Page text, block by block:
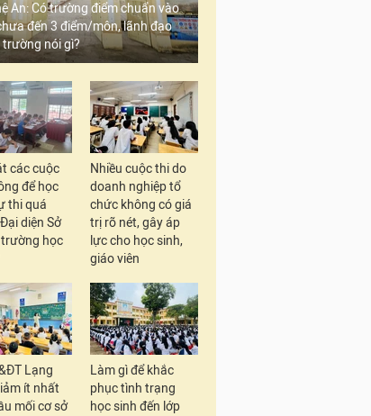
An: Có trường điểm chuẩn vào
đến 3 điểm/môn, lãnh đạo
trường nói gì?
các cuộc
để học
thi quá
diện Sở
trường học
Nhiều cuộc thi do
doanh nghiệp tổ
chức không có giá
trị rõ nét, gây áp
lực cho học sinh,
giáo viên
Lạng
ít nhất
mối cơ sở
Làm gì để khắc
phục tình trạng
học sinh đến lớp